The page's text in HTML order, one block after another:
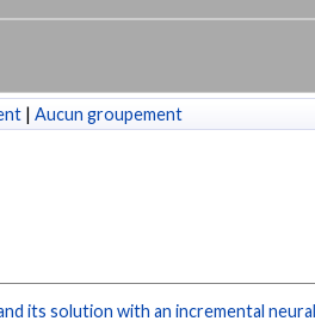
| Aucun groupement
its solution with an incremental